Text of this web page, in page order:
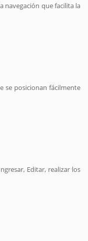
navegación que facilita la
se posicionan fácilmente
Editar, realizar los